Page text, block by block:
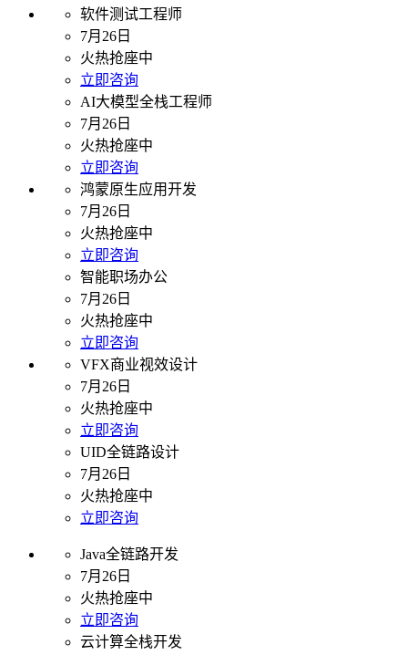
软件测试工程师
7月26日
火热抢座中
立即咨询
AI大模型全栈工程师
7月26日
火热抢座中
立即咨询
鸿蒙原生应用开发
7月26日
火热抢座中
立即咨询
智能职场办公
7月26日
火热抢座中
立即咨询
VFX商业视效设计
7月26日
火热抢座中
立即咨询
UID全链路设计
7月26日
火热抢座中
立即咨询
Java全链路开发
7月26日
火热抢座中
立即咨询
云计算全栈开发